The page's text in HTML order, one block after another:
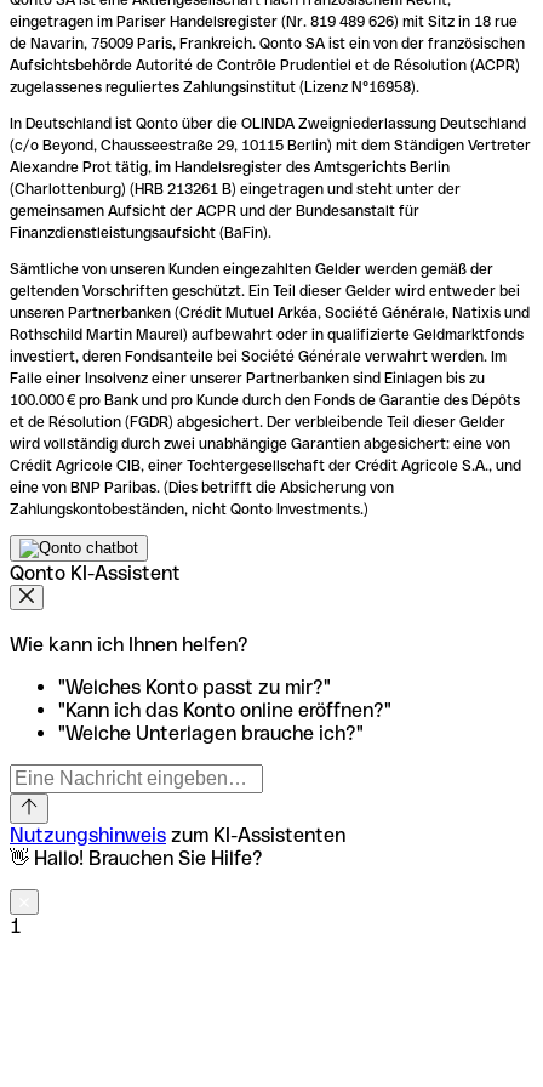
eingetragen im Pariser Handelsregister (Nr. 819 489 626) mit Sitz in 18 rue
de Navarin, 75009 Paris, Frankreich. Qonto SA ist ein von der französischen
Aufsichtsbehörde Autorité de Contrôle Prudentiel et de Résolution (ACPR)
zugelassenes reguliertes Zahlungsinstitut (Lizenz N°16958).
In Deutschland ist Qonto über die OLINDA Zweigniederlassung Deutschland
(c/o Beyond, Chausseestraße 29, 10115 Berlin) mit dem Ständigen Vertreter
Alexandre Prot tätig, im Handelsregister des Amtsgerichts Berlin
(Charlottenburg) (HRB 213261 B) eingetragen und steht unter der
gemeinsamen Aufsicht der ACPR und der Bundesanstalt für
Finanzdienstleistungsaufsicht (BaFin).
Sämtliche von unseren Kunden eingezahlten Gelder werden gemäß der
geltenden Vorschriften geschützt. Ein Teil dieser Gelder wird entweder bei
unseren Partnerbanken (Crédit Mutuel Arkéa, Société Générale, Natixis und
Rothschild Martin Maurel) aufbewahrt oder in qualifizierte Geldmarktfonds
investiert, deren Fondsanteile bei Société Générale verwahrt werden. Im
Falle einer Insolvenz einer unserer Partnerbanken sind Einlagen bis zu
100.000 € pro Bank und pro Kunde durch den Fonds de Garantie des Dépôts
et de Résolution (FGDR) abgesichert. Der verbleibende Teil dieser Gelder
wird vollständig durch zwei unabhängige Garantien abgesichert: eine von
Crédit Agricole CIB, einer Tochtergesellschaft der Crédit Agricole S.A., und
eine von BNP Paribas. (Dies betrifft die Absicherung von
Zahlungskontobeständen, nicht Qonto Investments.)
Qonto KI-Assistent
Wie kann ich Ihnen helfen?
"Welches Konto passt zu mir?"
"Kann ich das Konto online eröffnen?"
"Welche Unterlagen brauche ich?"
Nutzungshinweis zum KI-Assistenten
👋 Hallo! Brauchen Sie Hilfe?
1